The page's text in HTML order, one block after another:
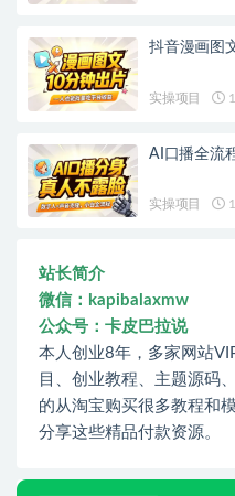
抖音漫画图
实操项目
AI口播全流
实操项目
站长简介
微信：kapibalaxmw
公众号：卡皮巴拉说
本人创业8年，多家网站
目、创业教程、主题源码
的从淘宝购买很多教程和
分享这些精品付款资源。